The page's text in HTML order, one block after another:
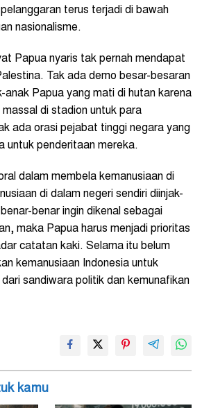
terus terjadi di bawah
nasionalisme.
Papua nyaris tak pernah mendapat
Tak ada demo besar-besaran
anak Papua yang mati di hutan karena
di stadion untuk para
ada orasi pejabat tinggi negara yang
untuk penderitaan mereka.
dalam membela kemanusiaan di
di dalam negeri sendiri diinjak-
benar ingin dikenal sebagai
maka Papua harus menjadi prioritas
catatan kaki. Selama itu belum
kemanusiaan Indonesia untuk
sandiwara politik dan kemunafikan
kamu